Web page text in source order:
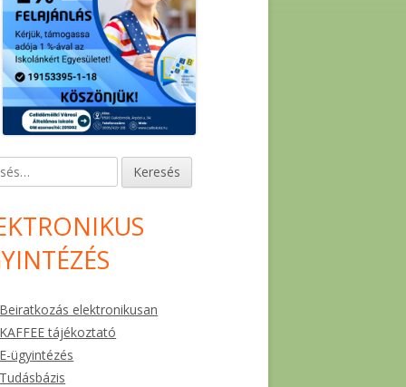
Beiratkozás elektronikusan
KAFFEE tájékoztató
E-ügyintézés
Tudásbázis